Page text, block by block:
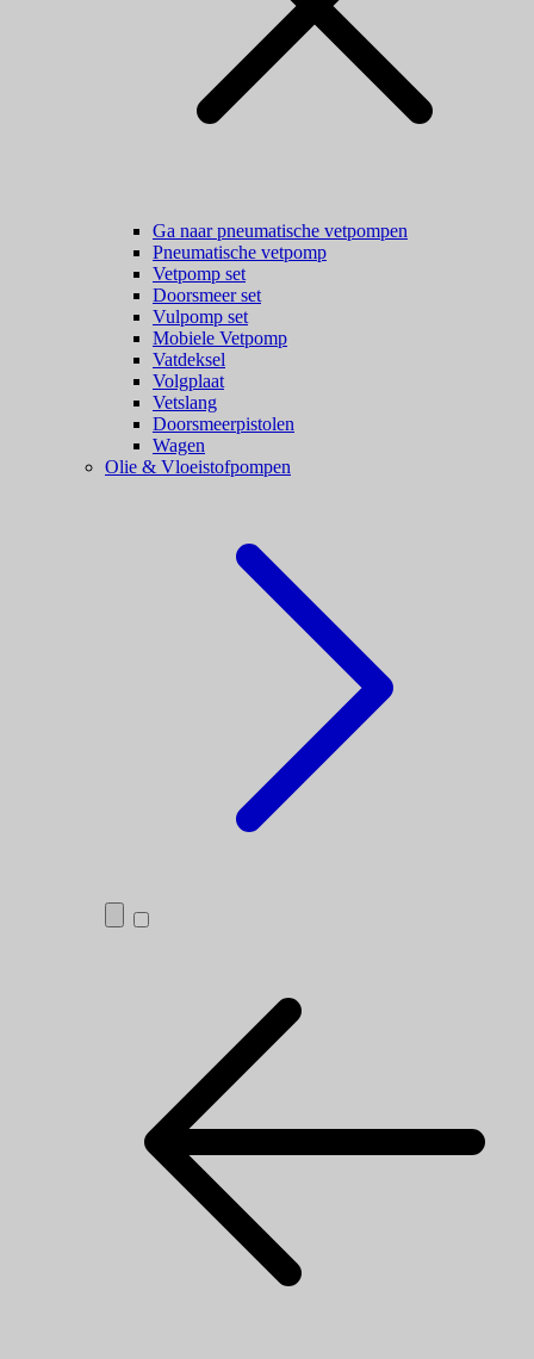
Ga naar pneumatische vetpompen
Pneumatische vetpomp
Vetpomp set
Doorsmeer set
Vulpomp set
Mobiele Vetpomp
Vatdeksel
Volgplaat
Vetslang
Doorsmeerpistolen
Wagen
Olie & Vloeistofpompen